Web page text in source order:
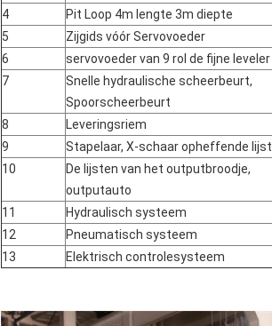
4
Pit Loop 4m lengte 3m diepte
5
Zijgids vóór Servovoeder
6
servovoeder van 9 rol de fijne leveler
7
Snelle hydraulische scheerbeurt,
Spoorscheerbeurt
8
Leveringsriem
9
Stapelaar, X-schaar opheffende lijst
10
De lijsten van het outputbroodje,
outputauto
11
Hydraulisch systeem
12
Pneumatisch systeem
13
Elektrisch controlesysteem